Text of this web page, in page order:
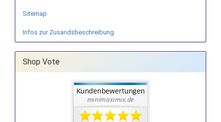
Sitemap
Infos zur Zusandsbeschreibung
Shop Vote